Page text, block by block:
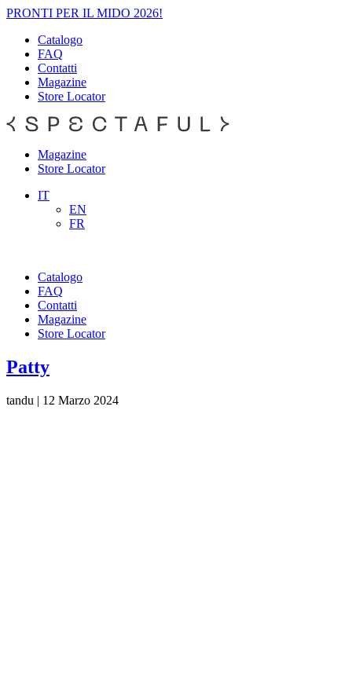
PRONTI PER IL MIDO 2026!
Catalogo
FAQ
Contatti
Magazine
Store Locator
Magazine
Store Locator
IT
EN
FR
Catalogo
FAQ
Contatti
Magazine
Store Locator
Patty
tandu | 12 Marzo 2024